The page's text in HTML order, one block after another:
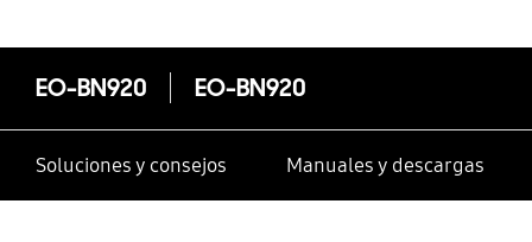
EO-BN920 EO-BN920
Soluciones y consejos Manuales y descargas